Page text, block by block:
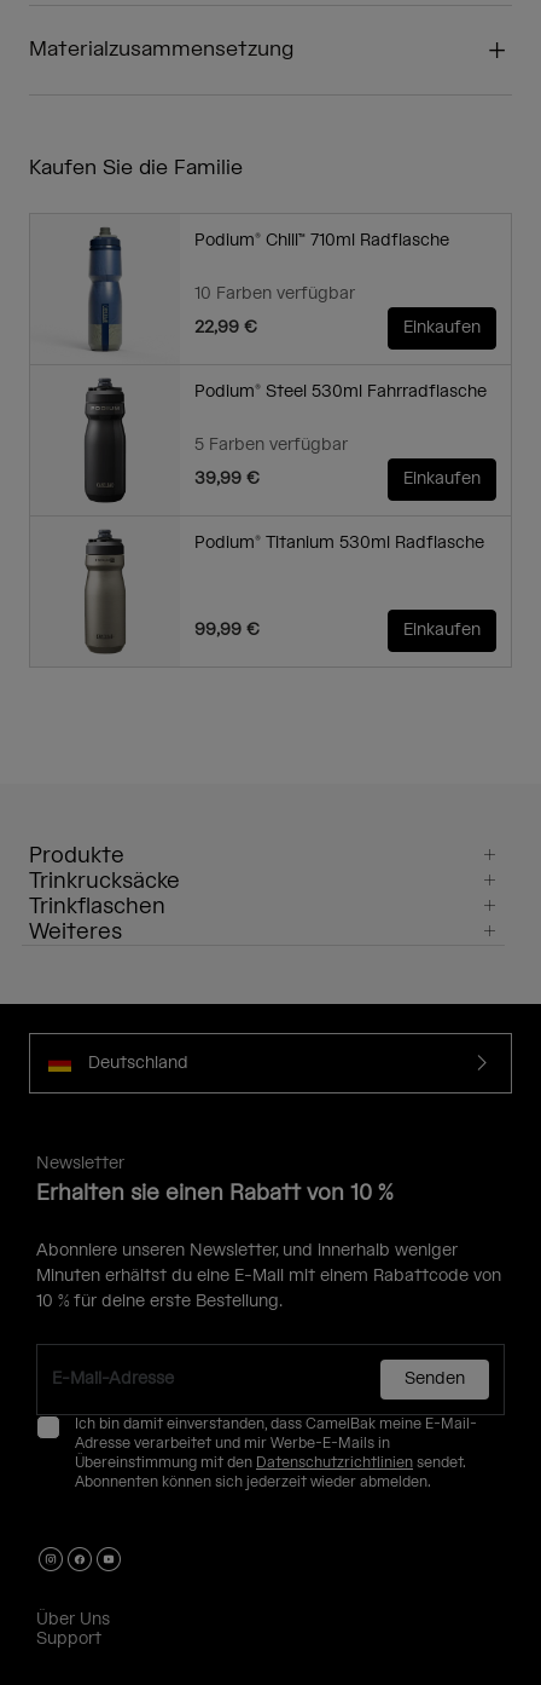
Materialzusammensetzung
Kaufen Sie die Familie
Podium® Chill™ 710ml Radflasche
10 Farben verfügbar
22,99 €
Einkaufen
Podium® Steel 530ml Fahrradflasche
5 Farben verfügbar
39,99 €
Einkaufen
Podium® Titanium 530ml Radflasche
99,99 € Einkaufen
Produkte
Trinkrucksäcke
Trinkflaschen
Weiteres
Deutschland
Newsletter
Erhalten sie einen Rabatt von 10 %
Abonniere unseren Newsletter, und innerhalb weniger
Minuten erhältst du eine E-Mail mit einem Rabattcode von
10 % für deine erste Bestellung.
Senden
Ich bin damit einverstanden, dass CamelBak meine E-Mail-
Adresse verarbeitet und mir Werbe-E-Mails in
Übereinstimmung mit den Datenschutzrichtlinien sendet.
Abonnenten können sich jederzeit wieder abmelden.
Über Uns
Support